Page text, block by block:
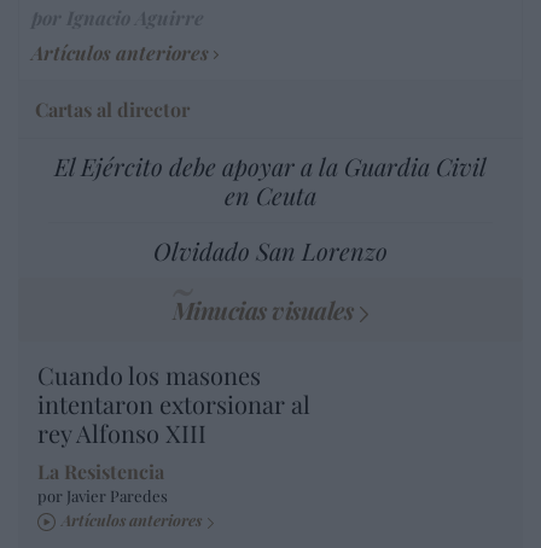
Artículos anteriores
Cartas al director
El Ejército debe apoyar a la Guardia Civil
en Ceuta
Olvidado San Lorenzo
Minucias visuales
Cuando los masones
intentaron extorsionar al
rey Alfonso XIII
La Resistencia
por Javier Paredes
Artículos anteriores